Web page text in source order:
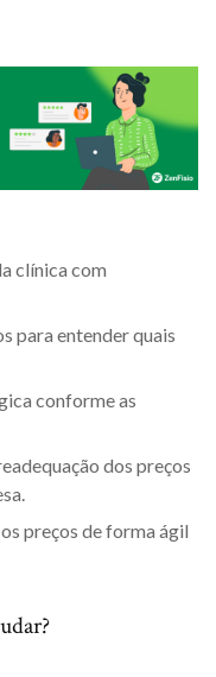
clínica com
para entender quais
conforme as
dos preços
preços de forma ágil